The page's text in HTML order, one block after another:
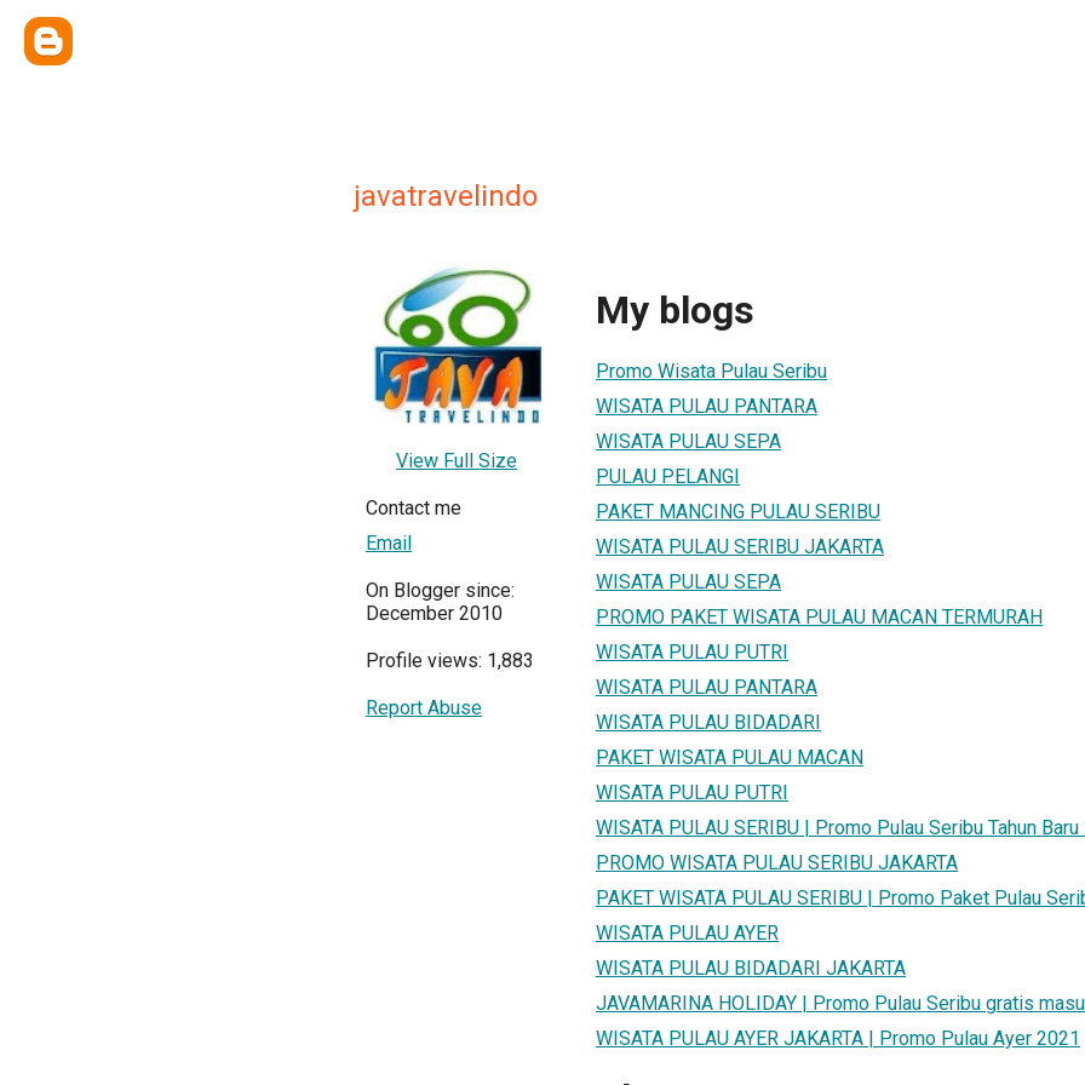
javatravelindo
View Full Size
Contact me
Email
On Blogger since:
December 2010
Profile views: 1,883
Report Abuse
My blogs
Promo Wisata Pulau Seribu
WISATA PULAU PANTARA
WISATA PULAU SEPA
PULAU PELANGI
PAKET MANCING PULAU SERIBU
WISATA PULAU SERIBU JAKARTA
WISATA PULAU SEPA
PROMO PAKET WISATA PULAU MACAN TERMURAH
WISATA PULAU PUTRI
WISATA PULAU PANTARA
WISATA PULAU BIDADARI
PAKET WISATA PULAU MACAN
WISATA PULAU PUTRI
WISATA PULAU SERIBU | Promo Pulau Seribu Tahun
PROMO WISATA PULAU SERIBU JAKARTA
PAKET WISATA PULAU SERIBU | Promo Paket Pulau
WISATA PULAU AYER
WISATA PULAU BIDADARI JAKARTA
JAVAMARINA HOLIDAY | Promo Pulau Seribu gratis
WISATA PULAU AYER JAKARTA | Promo Pulau Ayer 2021